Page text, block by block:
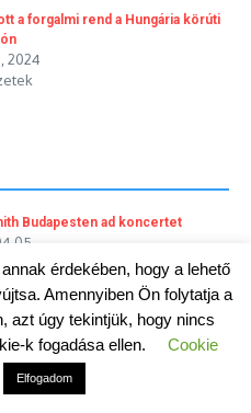
a forgalmi rend a Hungária körúti
2024
Budapesten ad koncertet
és Pest megye lakóit két
eseményre hívják meg
érdekében, hogy a lehető
Amennyiben Ön folytatja a
azt úgy tekintjük, hogy nincs
k fogadása ellen.
Cookie
Elfogadom